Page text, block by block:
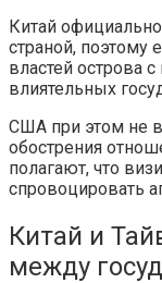
Китай
страной, поэтому
властей острова
влиятельных
США при этом не
обострения
полагают, что
спровоцировать
Китай и
между